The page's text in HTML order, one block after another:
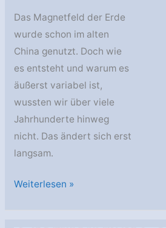
Das Magnetfeld der Erde
wurde schon im alten
China genutzt. Doch wie
es entsteht und warum es
äußerst variabel ist,
wussten wir über viele
Jahrhunderte hinweg
nicht. Das ändert sich erst
langsam.
AstroGeo
Weiterlesen »